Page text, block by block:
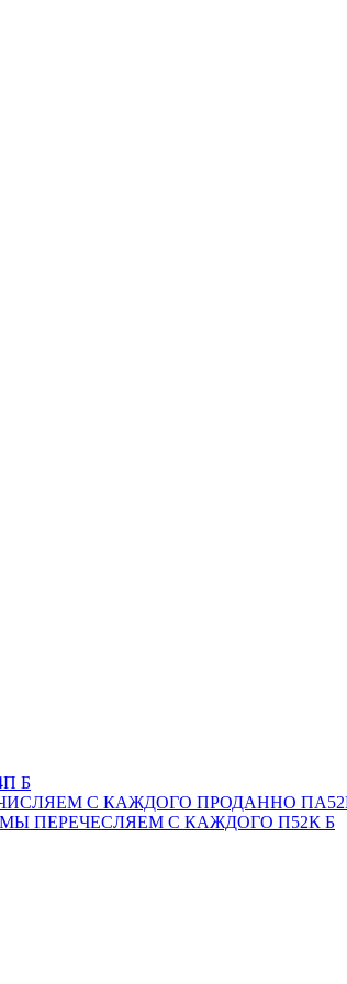
Б
С КАЖДОГО ПРОДАННО
(МЫ ПЕРЕЧЕСЛЯЕМ С КАЖДОГО П52К Б